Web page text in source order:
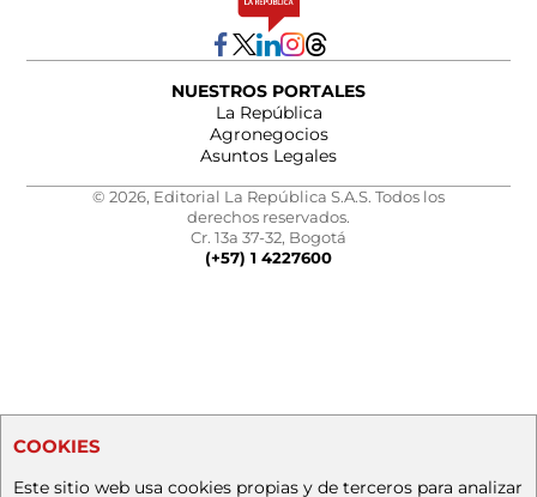
NUESTROS PORTALES
La República
Agronegocios
Asuntos Legales
© 2026, Editorial La República S.A.S. Todos los
derechos reservados.
Cr. 13a 37-32, Bogotá
(+57) 1 4227600
COOKIES
Este sitio web usa cookies propias y de terceros para analizar